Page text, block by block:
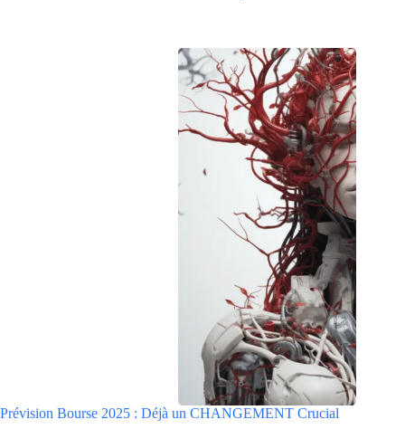
Prévision Bourse 2025 : Déjà un CHANGEMENT Crucial